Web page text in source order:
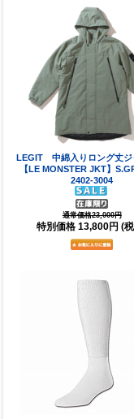
LEGIT 中綿入りロング丈ジ
【LE MONSTER JKT】
2402-3004
通常価格23,000円
特別価格 13,800円 (